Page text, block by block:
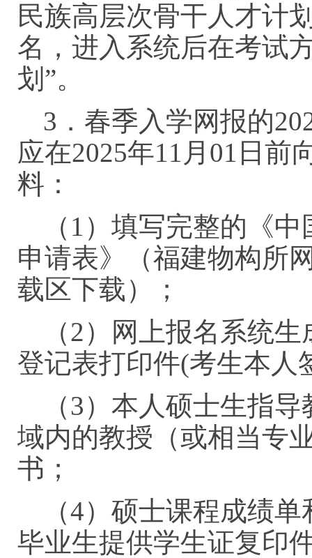
民族高层次骨干人才计
名，进入系统后在考试
划”。
3．春季入学网报的
应在2025年11月01日前
料：
（1）填写完整的《
申请表》（福建物构所
载区下载）；
（2）网上报名系统
登记表打印件(考生本人
（3）本人硕士生指
域内的教授（或相当专
书；
（4）硕士课程成绩
毕业生提供学生证复印